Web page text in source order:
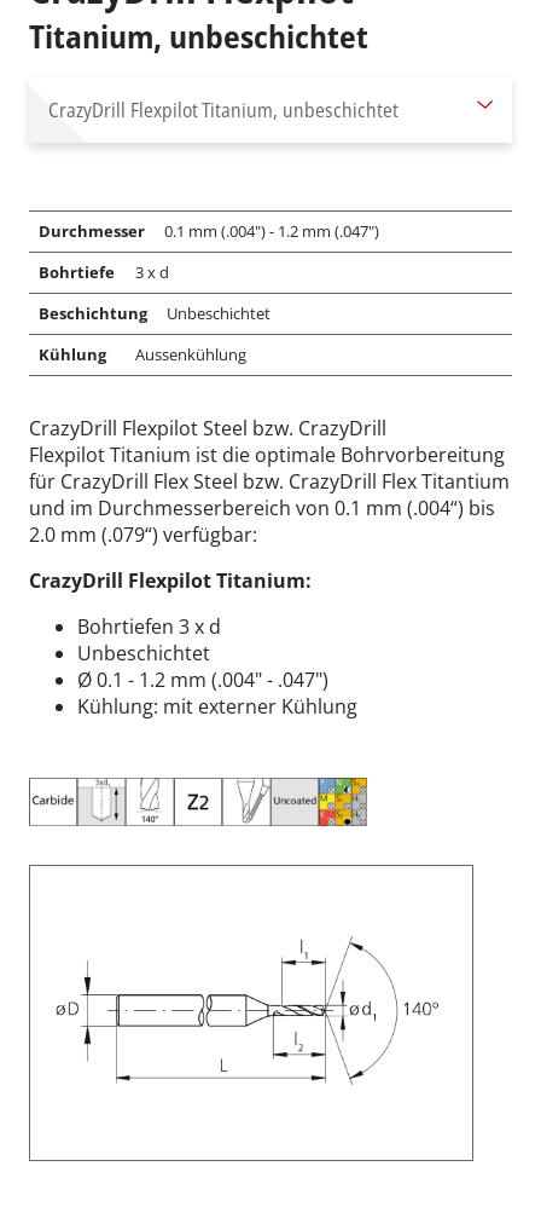
Titanium, unbeschichtet
CrazyDrill FlexpilotTitanium, unbeschichtet
Durchmesser
0.1 mm (.004") - 1.2 mm (.047")
Bohrtiefe
3 x d
Beschichtung
Unbeschichtet
Kühlung
Aussenkühlung
CrazyDrill Flexpilot Steel bzw. CrazyDrill
Flexpilot Titanium ist die optimale Bohrvorbereitung
für CrazyDrill Flex Steel bzw. CrazyDrill Flex Titantium
und im Durchmesserbereich von 0.1 mm (.004“) bis
2.0 mm (.079“) verfügbar:
CrazyDrill Flexpilot Titanium:
Bohrtiefen 3 x d
Unbeschichtet
Ø 0.1 - 1.2 mm (.004" - .047")
Kühlung: mit externer Kühlung